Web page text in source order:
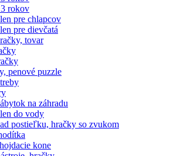
rokov
pre chlapcov
pre dievčatá
tovar
penové puzzle
na záhradu
do vody
postieľku, hračky so zvukom
kone